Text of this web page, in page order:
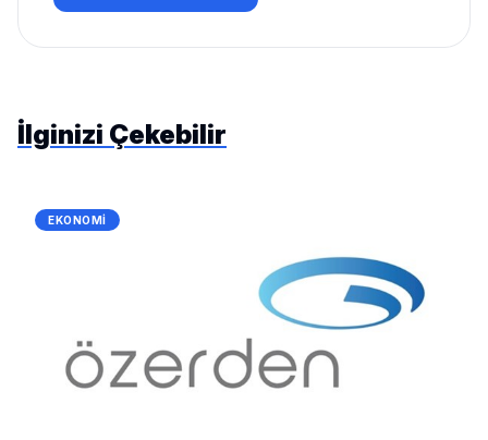
İlginizi Çekebilir
EKONOMI